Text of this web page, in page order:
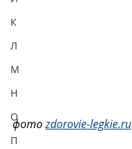
К
Л
М
Н
О
П
фото zdorovie-legkie.ru